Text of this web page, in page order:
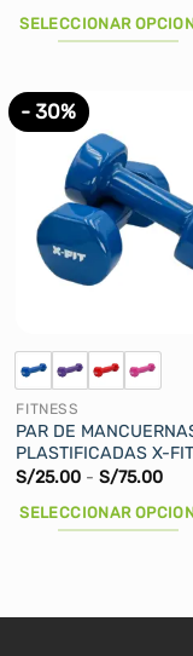
SELECCIONAR
tiene
múltiples
variantes.
opciones
pueden
la
página
de
producto
- 30%
FITNESS
PAR DE
PLASTIFICADAS X-FIT
S/25.00 - S/75.00
SELECCIONAR
múltiples